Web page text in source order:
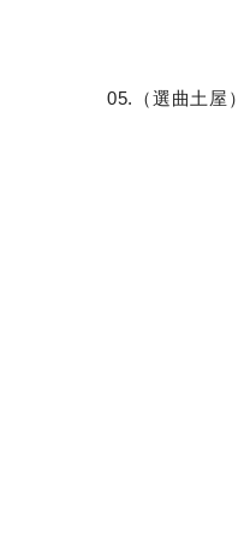
05.（選曲土屋）